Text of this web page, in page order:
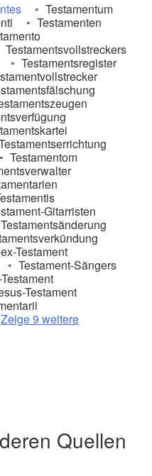
Testamentum
Testamenten
Testamentsvollstreckers
Testamentsregister
Testamentom
Gitarristen
Testamentsänderung
ex-Testament
Testament-Sängers
Testament
Zeige 9 weitere
Quellen